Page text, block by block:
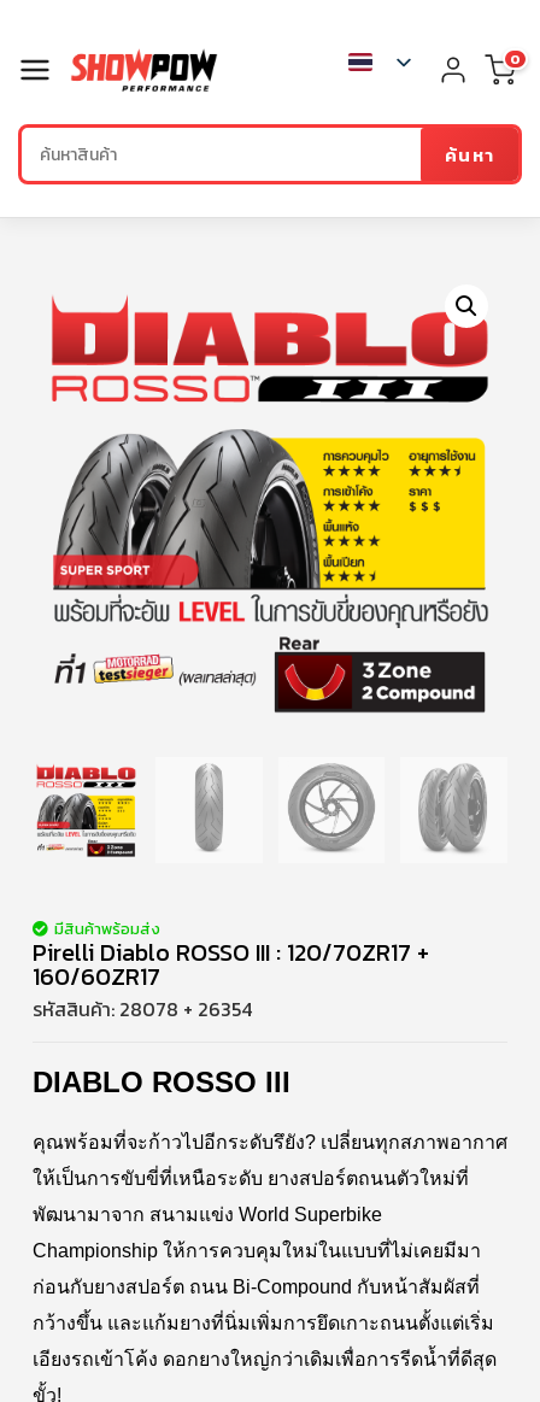
ค้นหา
0
มีสินค้าพร้อมส่ง
Pirelli Diablo ROSSO III : 120/70ZR17 +
160/60ZR17
รหัสสินค้า: 28078 + 26354
DIABLO ROSSO III
คุณพร้อมที่จะก้าวไปอีกระดับรึยัง? เปลี่ยนทุกสภาพอากาศ
ให้เป็นการขับขี่ที่เหนือระดับ ยางสปอร์ตถนนตัวใหม่ที่
พัฒนามาจาก สนามแข่ง World Superbike
Championship ให้การควบคุมใหม่ในแบบที่ไม่เคยมีมา
ก่อนกับยางสปอร์ต ถนน Bi-Compound กับหน้าสัมผัสที่
กว้างขึ้น และแก้มยางที่นิ่มเพิ่มการยึดเกาะถนนตั้งแต่เริ่ม
เอียงรถเข้าโค้ง ดอกยางใหญ่กว่าเดิมเพื่อการรีดน้ำที่ดีสุด
ขั้ว!